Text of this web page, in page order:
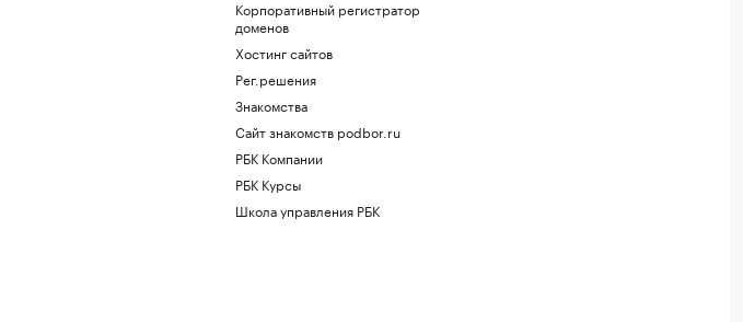
Корпоративный регистратор
доменов
Хостинг сайтов
Рег.решения
Знакомства
Сайт знакомств podbor.ru
РБК Компании
РБК Курсы
Школа управления РБК